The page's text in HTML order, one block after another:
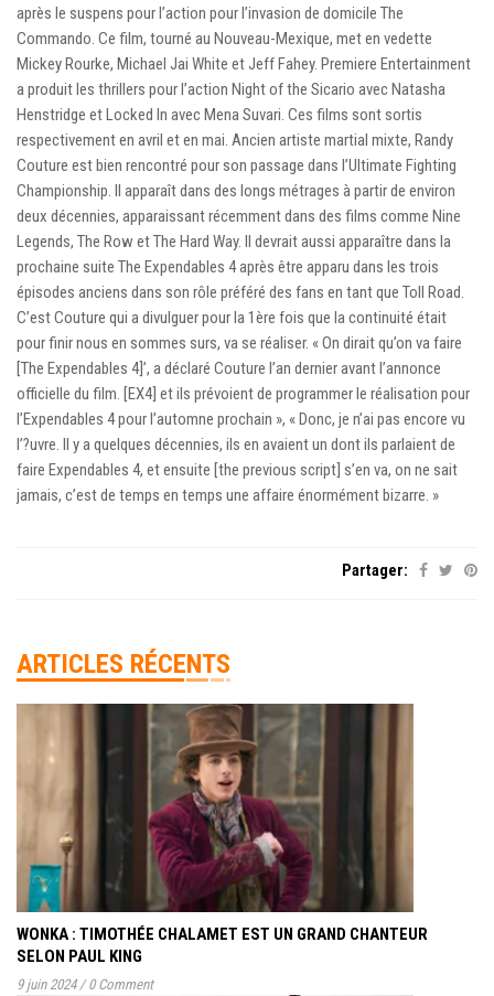
après le suspens pour l’action pour l’invasion de domicile The
Commando. Ce film, tourné au Nouveau-Mexique, met en vedette
Mickey Rourke, Michael Jai White et Jeff Fahey. Premiere Entertainment
a produit les thrillers pour l’action Night of the Sicario avec Natasha
Henstridge et Locked In avec Mena Suvari. Ces films sont sortis
respectivement en avril et en mai. Ancien artiste martial mixte, Randy
Couture est bien rencontré pour son passage dans l’Ultimate Fighting
Championship. Il apparaît dans des longs métrages à partir de environ
deux décennies, apparaissant récemment dans des films comme Nine
Legends, The Row et The Hard Way. Il devrait aussi apparaître dans la
prochaine suite The Expendables 4 après être apparu dans les trois
épisodes anciens dans son rôle préféré des fans en tant que Toll Road.
C’est Couture qui a divulguer pour la 1ère fois que la continuité était
pour finir nous en sommes surs, va se réaliser. « On dirait qu’on va faire
[The Expendables 4]’, a déclaré Couture l’an dernier avant l’annonce
officielle du film. [EX4] et ils prévoient de programmer le réalisation pour
l’Expendables 4 pour l’automne prochain », « Donc, je n’ai pas encore vu
l’?uvre. Il y a quelques décennies, ils en avaient un dont ils parlaient de
faire Expendables 4, et ensuite [the previous script] s’en va, on ne sait
jamais, c’est de temps en temps une affaire énormément bizarre. »
Partager:
ARTICLES RÉCENTS
WONKA : TIMOTHÉE CHALAMET EST UN GRAND CHANTEUR
SELON PAUL KING
9 juin 2024 / 0 Comment